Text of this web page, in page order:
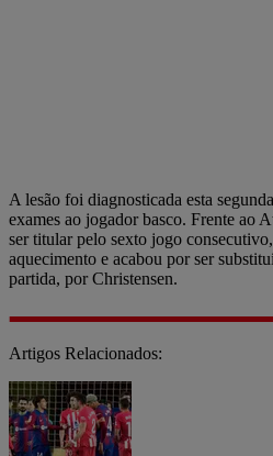
A lesão foi diagnosticada esta
exames ao jogador basco. Frente ao
ser titular pelo sexto jogo
aquecimento e acabou por ser
partida, por Christensen.
Artigos Relacionados: